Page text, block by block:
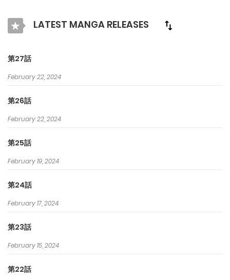
LATEST MANGA RELEASES
第27話
February 22, 2024
第26話
February 22, 2024
第25話
February 19, 2024
第24話
February 17, 2024
第23話
February 15, 2024
第22話